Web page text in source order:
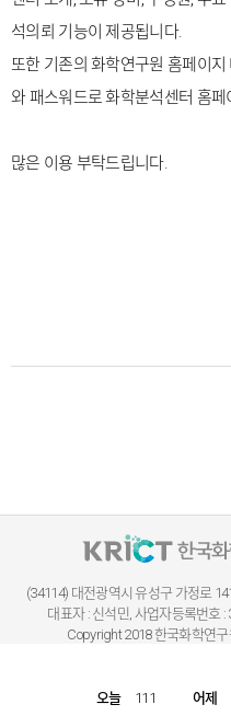
석의뢰 기능이 제공됩니다.
또한 기존의 화학연구원 홈페이지
와 패스워드로 화학분석센터 홈
많은 이용 부탁드립니다.
(34114) 대전광역시 유성구 가정로
대표자 : 신석민, 사업자등록번호
Copyright 2018 한국화학연
오늘 111 어제